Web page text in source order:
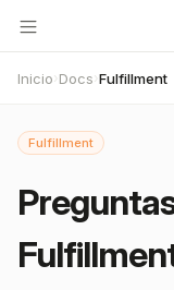
Inicio› Docs› Fulfillment
Fulfillment